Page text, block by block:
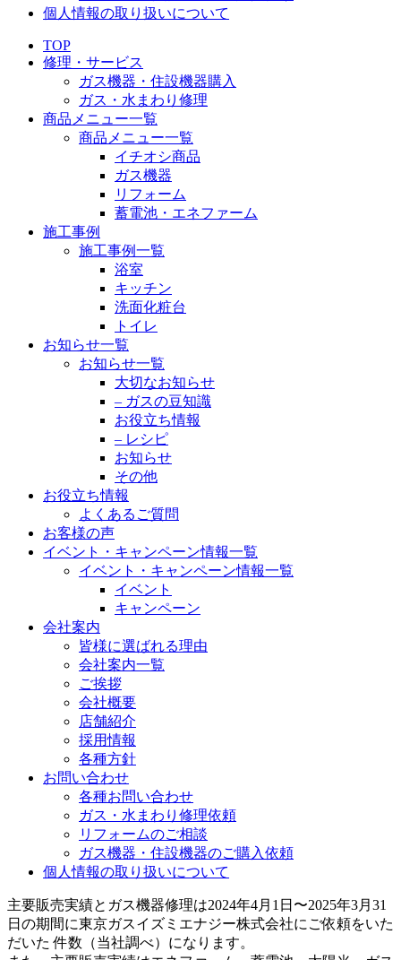
個人情報の取り扱いについて
TOP
修理・サービス
ガス機器・住設機器購入
ガス・水まわり修理
商品メニュー一覧
商品メニュー一覧
イチオシ商品
ガス機器
リフォーム
蓄電池・エネファーム
施工事例
施工事例一覧
浴室
キッチン
洗面化粧台
トイレ
お知らせ一覧
お知らせ一覧
大切なお知らせ
– ガスの豆知識
お役立ち情報
– レシピ
お知らせ
その他
お役立ち情報
よくあるご質問
お客様の声
イベント・キャンペーン情報一覧
イベント・キャンペーン情報一覧
イベント
キャンペーン
会社案内
皆様に選ばれる理由
会社案内一覧
ご挨拶
会社概要
店舗紹介
採用情報
各種方針
お問い合わせ
各種お問い合わせ
ガス・水まわり修理依頼
リフォームのご相談
ガス機器・住設機器のご購入依頼
個人情報の取り扱いについて
主要販売実績とガス機器修理は2024年4月1日〜2025年3月31
日の期間に東京ガスイズミエナジー株式会社にご依頼をいた
だいた 件数（当社調べ）になります。